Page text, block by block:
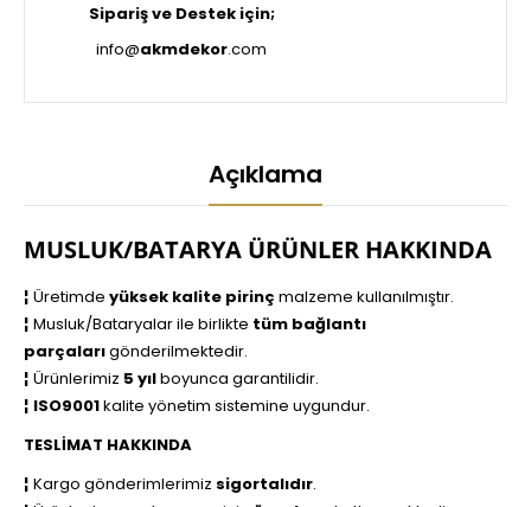
Sipariş ve Destek için;
info@akmdekor.com
Açıklama
MUSLUK/BATARYA ÜRÜNLER HAKKINDA
¦ Üretimde yüksek kalite pirinç malzeme kullanılmıştır.
¦ Musluk/Bataryalar ile birlikte tüm bağlantı
parçalarıgönderilmektedir.
¦ Ürünlerimiz 5 yılboyunca garantilidir.
¦ ISO9001kalite yönetim sistemine uygundur.
TESLİMAT HAKKINDA
¦ Kargo gönderimlerimiz sigortalıdır.